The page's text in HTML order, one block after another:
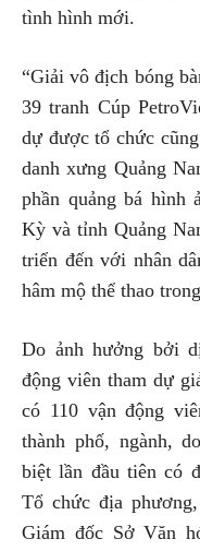
tình hình mới.
“Giải vô địch bóng
39 tranh Cúp
dự được tổ chức
danh xưng Quảng
phần quảng bá hình
Kỳ và tỉnh Quảng
triển đến với nhân
hâm mộ thể thao
Do ảnh hưởng bởi
động viên tham dự
có 110 vận động
thành phố, ngành,
biệt lần đầu tiên có
Tổ chức địa
Giám đốc Sở Văn